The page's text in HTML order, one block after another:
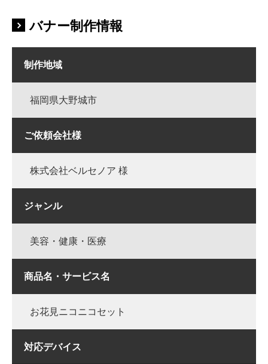
バナー制作情報
制作地域
福岡県大野城市
ご依頼会社様
株式会社ベルセノア 様
ジャンル
美容・健康・医療
商品名・サービス名
お花見ニコニコセット
対応デバイス